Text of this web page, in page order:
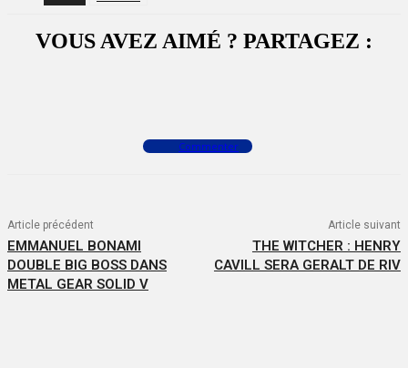
VOUS AVEZ AIMÉ ? PARTAGEZ :
Commenter
Article précédent
EMMANUEL BONAMI
DOUBLE BIG BOSS DANS
METAL GEAR SOLID V
Article suivant
THE WITCHER : HENRY
CAVILL SERA GERALT DE RIV